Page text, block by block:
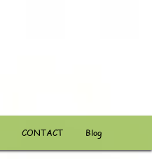
CONTACT Blog